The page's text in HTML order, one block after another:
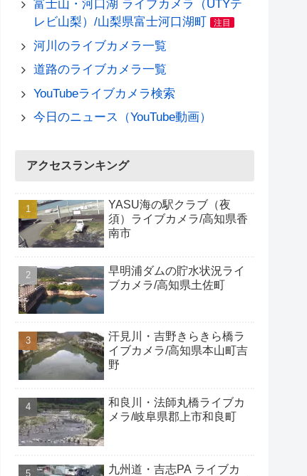
富士山・河口湖 ライブカメラ（UTYテ
レビ山梨）/山梨県富士河口湖町
注目
河川のライブカメラ一覧
道路のライブカメラ一覧
YouTubeライブカメラ検索
今日のニュース（YouTube動画）
アクセスランキング
YASU海の駅クラブ（夜
須）ライブカメラ/高知県香
南市
早明浦ダムの貯水状況ライ
ブカメラ/高知県土佐町
汗見川・吉野きらきら橋ラ
イブカメラ/高知県本山町吉
野
和良川・法師丸橋ライブカ
メラ/岐阜県郡上市和良町
九州道・吉志PA ライブカ